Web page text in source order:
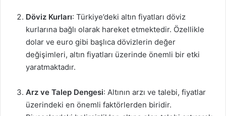
Döviz Kurları: Türkiye’deki altın fiyatları döviz
kurlarına bağlı olarak hareket etmektedir. Özellikle
dolar ve euro gibi başlıca dövizlerin değer
değişimleri, altın fiyatları üzerinde önemli bir etki
yaratmaktadır.
Arz ve Talep Dengesi: Altının arzı ve talebi, fiyatlar
üzerindeki en önemli faktörlerden biridir.